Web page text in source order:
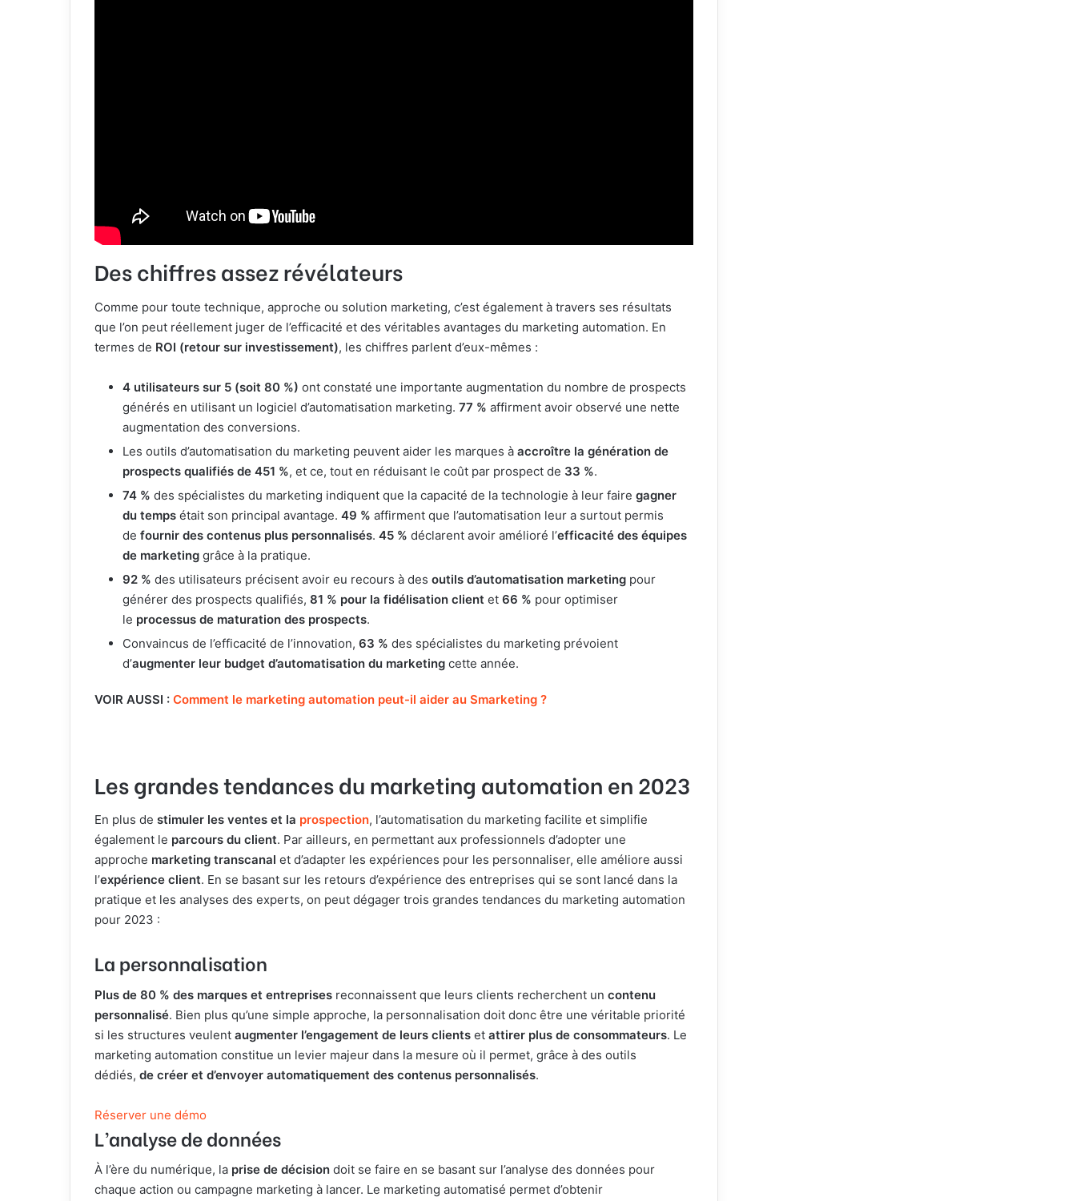
Des chiffres assez révélateurs
Comme pour toute technique, approche ou solution marketing, c’est également à travers ses résultats
que l’on peut réellement juger de l’efficacité et des véritables avantages du marketing automation. En
termes de ROI (retour sur investissement), les chiffres parlent d’eux-mêmes :
4 utilisateurs sur 5 (soit 80 %) ont constaté une importante augmentation du nombre de prospects
générés en utilisant un logiciel d’automatisation marketing. 77 % affirment avoir observé une nette
augmentation des conversions.
Les outils d’automatisation du marketing peuvent aider les marques à accroître la génération de
prospects qualifiés de 451 %, et ce, tout en réduisant le coût par prospect de 33 %.
74 % des spécialistes du marketing indiquent que la capacité de la technologie à leur faire gagner
du temps était son principal avantage. 49 % affirment que l’automatisation leur a surtout permis
de fournir des contenus plus personnalisés. 45 % déclarent avoir amélioré l’efficacité des équipes
de marketing grâce à la pratique.
92 % des utilisateurs précisent avoir eu recours à des outils d’automatisation marketing pour
générer des prospects qualifiés, 81 % pour la fidélisation client et 66 % pour optimiser
le processus de maturation des prospects.
Convaincus de l’efficacité de l’innovation, 63 % des spécialistes du marketing prévoient
d’augmenter leur budget d’automatisation du marketing cette année.
VOIR AUSSI : Comment le marketing automation peut-il aider au Smarketing ?
Les grandes tendances du marketing automation en 2023
En plus de stimuler les ventes et la prospection, l’automatisation du marketing facilite et simplifie
également le parcours du client. Par ailleurs, en permettant aux professionnels d’adopter une
approche marketing transcanal et d’adapter les expériences pour les personnaliser, elle améliore aussi
l’expérience client. En se basant sur les retours d’expérience des entreprises qui se sont lancé dans la
pratique et les analyses des experts, on peut dégager trois grandes tendances du marketing automation
pour 2023 :
La personnalisation
Plus de 80 % des marques et entreprises reconnaissent que leurs clients recherchent un contenu
personnalisé. Bien plus qu’une simple approche, la personnalisation doit donc être une véritable priorité
si les structures veulent augmenter l’engagement de leurs clients et attirer plus de consommateurs. Le
marketing automation constitue un levier majeur dans la mesure où il permet, grâce à des outils
dédiés, de créer et d’envoyer automatiquement des contenus personnalisés.
Réserver une démo
L’analyse de données
À l’ère du numérique, la prise de décision doit se faire en se basant sur l’analyse des données pour
chaque action ou campagne marketing à lancer. Le marketing automatisé permet d’obtenir